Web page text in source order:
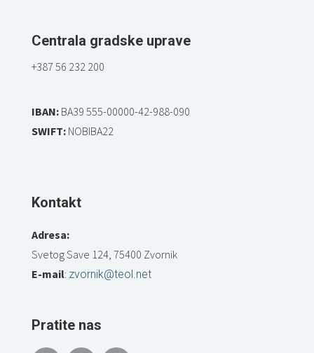
Centrala gradske uprave
+387 56 232 200
IBAN:BA39 555-00000-42-988-090
SWIFT:NOBIBA22
Kontakt
Adresa:
Svetog Save 124, 75400 Zvornik
E-mail: zvornik@teol.net
Pratite nas